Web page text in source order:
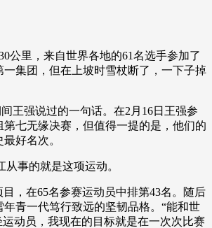
网展 央央好物
里，来自世界各地的61名选手参加了
集团，但在上坡时雪杖断了，一下子掉
王强说过的一句话。在2月16日王强参
七无缘决赛，但值得一提的是，他们的
好名次。
事的就是这项运动。
，在65名参赛运动员中排第43名。随后
青一代笃行致远的坚韧品格。“能和世
动员，我现在的目标就是在一次次比赛